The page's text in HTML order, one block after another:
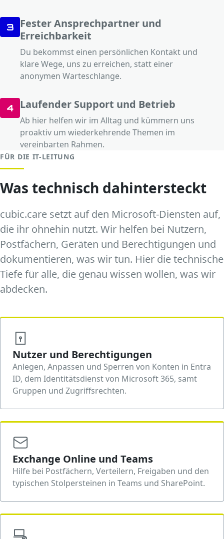
3
Fester Ansprechpartner und
Erreichbarkeit
Du bekommst einen persönlichen Kontakt und
klare Wege, uns zu erreichen, statt einer
anonymen Warteschlange.
4 Laufender Support und Betrieb
Ab hier helfen wir im Alltag und kümmern uns
proaktiv um wiederkehrende Themen im
vereinbarten Rahmen.
FÜR DIE IT-LEITUNG
Was technisch dahintersteckt
cubic.care setzt auf den Microsoft-Diensten auf,
die ihr ohnehin nutzt. Wir helfen bei Nutzern,
Postfächern, Geräten und Berechtigungen und
dokumentieren, was wir tun. Hier die technische
Tiefe für alle, die genau wissen wollen, was wir
abdecken.
Nutzer und Berechtigungen
Anlegen, Anpassen und Sperren von Konten in Entra
ID, dem Identitätsdienst von Microsoft 365, samt
Gruppen und Zugriffsrechten.
Exchange Online und Teams
Hilfe bei Postfächern, Verteilern, Freigaben und den
typischen Stolpersteinen in Teams und SharePoint.